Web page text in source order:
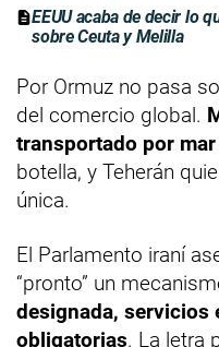
EEUU acaba de decir lo
sobre Ceuta y Melilla
Por Ormuz no pasa
del comercio global.
transportado por mar
botella, y Teherán
única.
El Parlamento iraní
“pronto” un
designada, servicios
obligatorias. La letra